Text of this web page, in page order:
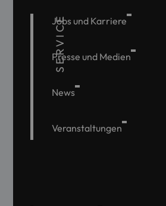
SERVICE
Jobs und Karriere
Presse und Medien
News
Veranstaltungen